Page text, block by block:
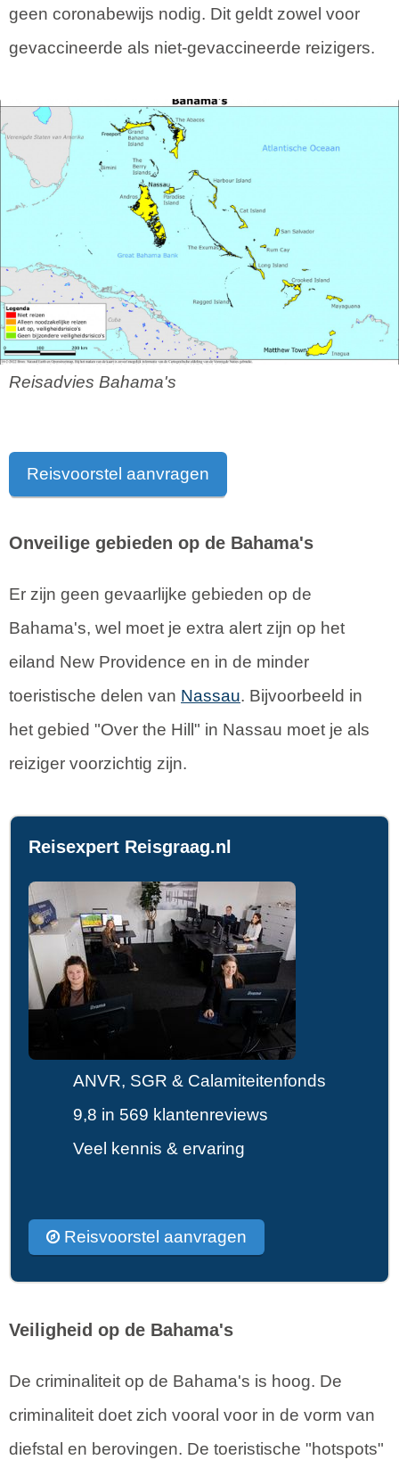
geen coronabewijs nodig. Dit geldt zowel voor
gevaccineerde als niet-gevaccineerde reizigers.
Reisadvies Bahama's
Reisvoorstel aanvragen
Onveilige gebieden op de Bahama's
Er zijn geen gevaarlijke gebieden op de
Bahama's, wel moet je extra alert zijn op het
eiland New Providence en in de minder
toeristische delen van Nassau. Bijvoorbeeld in
het gebied "Over the Hill" in Nassau moet je als
reiziger voorzichtig zijn.
Reisexpert Reisgraag.nl
ANVR, SGR & Calamiteitenfonds
9,8 in 569 klantenreviews
Veel kennis & ervaring
Reisvoorstel aanvragen
Veiligheid op de Bahama's
De criminaliteit op de Bahama's is hoog. De
criminaliteit doet zich vooral voor in de vorm van
diefstal en berovingen. De toeristische "hotspots"